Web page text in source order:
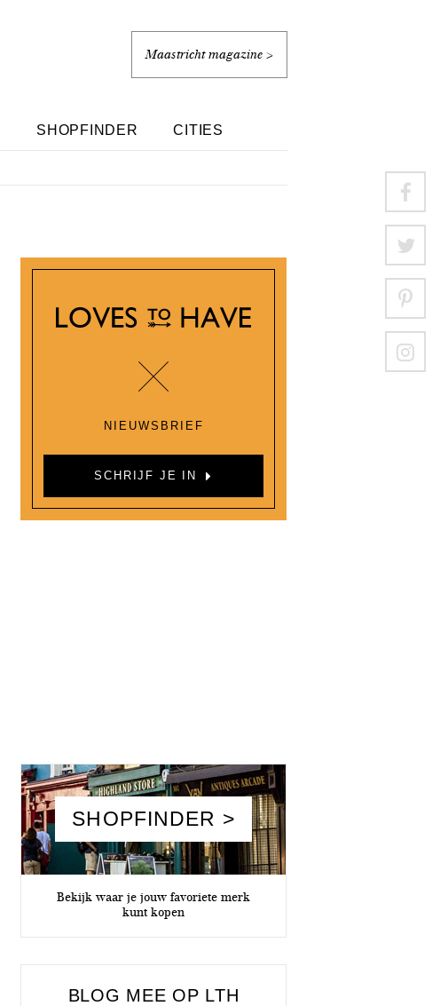
Maastricht magazine >
SHOPFINDER CITIES
NIEUWSBRIEF
SCHRIJF JE IN
SHOPFINDER >
Bekijk waar je jouw favoriete merk
kunt kopen
BLOG MEE OP LTH